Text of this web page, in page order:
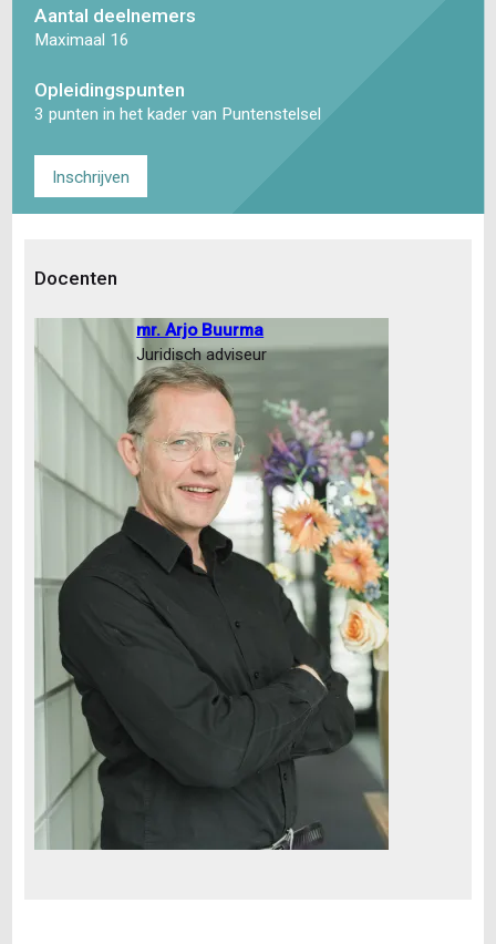
Aantal deelnemers
Maximaal 16
Opleidingspunten
3 punten in het kader van Puntenstelsel
Inschrijven
Docenten
mr. Arjo Buurma
Juridisch adviseur